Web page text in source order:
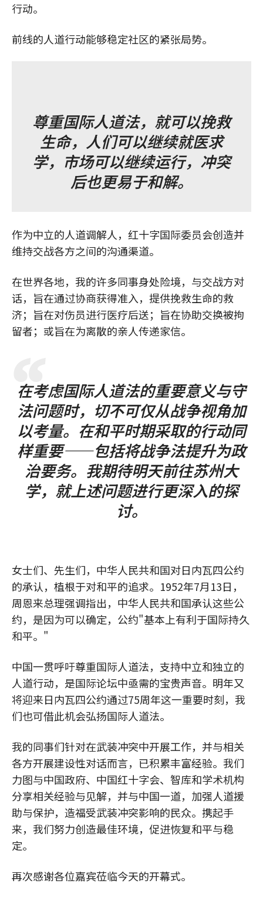
行动。
前线的人道行动能够稳定社区的紧张局势。
尊重国际人道法，就可以挽救
生命，人们可以继续就医求
学，市场可以继续运行，冲突
后也更易于和解。
作为中立的人道调解人，红十字国际委员会创造并
维持交战各方之间的沟通渠道。
在世界各地，我的许多同事身处险境，与交战方对
话，旨在通过协商获得准入，提供挽救生命的救
济；旨在对伤员进行医疗后送；旨在协助交换被拘
留者；或旨在为离散的亲人传递家信。
在考虑国际人道法的重要意义与守
法问题时，切不可仅从战争视角加
以考量。在和平时期采取的行动同
样重要——包括将战争法提升为政
治要务。我期待明天前往苏州大
学，就上述问题进行更深入的探
讨。
女士们、先生们，中华人民共和国对日内瓦四公约
的承认，植根于对和平的追求。1952年7月13日，
周恩来总理强调指出，中华人民共和国承认这些公
约，是因为可以确定，公约"基本上有利于国际持久
和平。"
中国一贯呼吁尊重国际人道法，支持中立和独立的
人道行动，是国际论坛中亟需的宝贵声音。明年又
将迎来日内瓦四公约通过75周年这一重要时刻，我
们也可借此机会弘扬国际人道法。
我的同事们针对在武装冲突中开展工作，并与相关
各方开展建设性对话而言，已积累丰富经验。我们
力图与中国政府、中国红十字会、智库和学术机构
分享相关经验与见解，并与中国一道，加强人道援
助与保护，造福受武装冲突影响的民众。携起手
来，我们努力创造最佳环境，促进恢复和平与稳
定。
再次感谢各位嘉宾莅临今天的开幕式。